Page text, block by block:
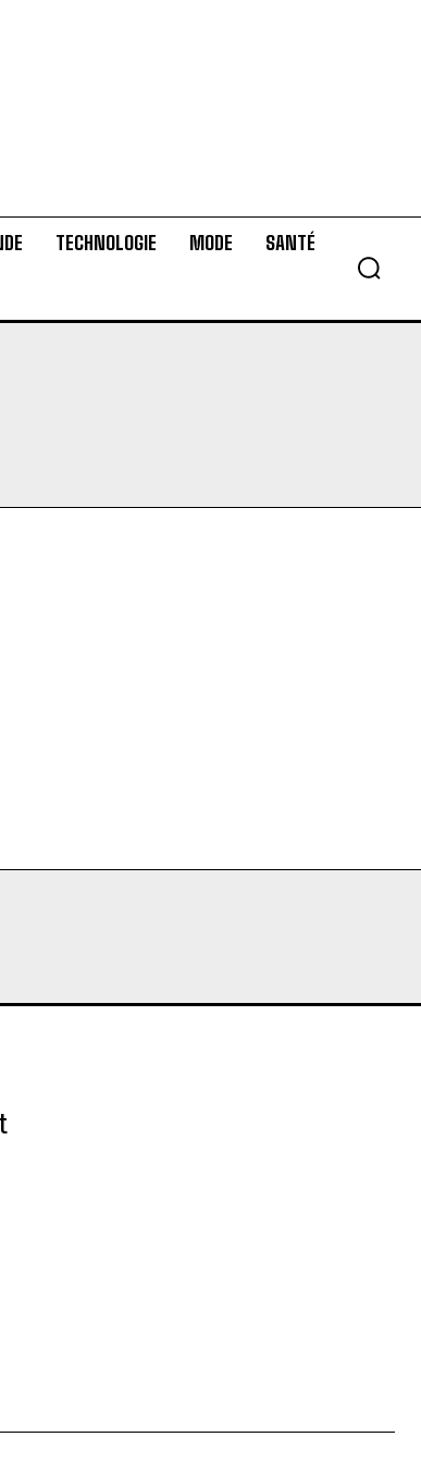
TECHNOLOGIE MODE SANTÉ